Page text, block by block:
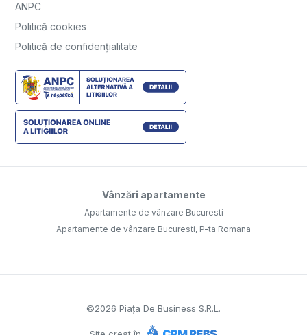
ANPC
Politică cookies
Politică de confidențialitate
Vânzări apartamente
Apartamente de vânzare Bucuresti
Apartamente de vânzare Bucuresti, P-ta Romana
©2026 Piața De Business S.R.L.